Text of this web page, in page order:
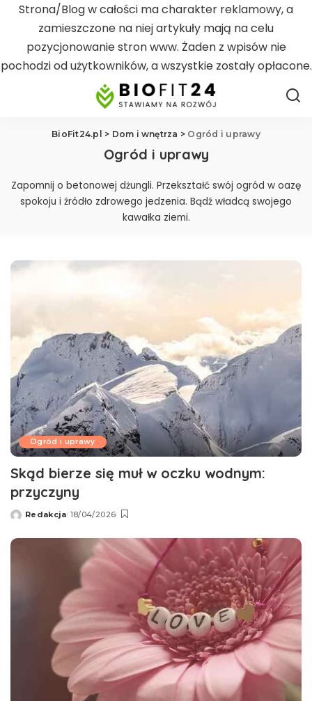
Strona/Blog w całości ma charakter reklamowy, a
zamieszczone na niej artykuły mają na celu
pozycjonowanie stron www. Żaden z wpisów nie
pochodzi od użytkowników, a wszystkie zostały opłacone.
BioFit24.pl > Dom i wnętrza > Ogród i uprawy
Ogród i uprawy
Zapomnij o betonowej dżungli. Przekształć swój ogród w oazę
spokoju i źródło zdrowego jedzenia. Bądź władcą swojego
kawałka ziemi.
Ogród i uprawy
Skąd bierze się muł w oczku wodnym:
przyczyny
Wysłany
Redakcja 18/04/2026